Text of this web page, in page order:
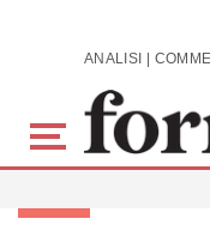
Skip to main content